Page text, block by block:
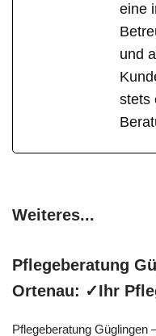
eine
und
stets
Weiteres...
Pflegeberatung
Ortenau: ✓Ihr
Pflegeberatung